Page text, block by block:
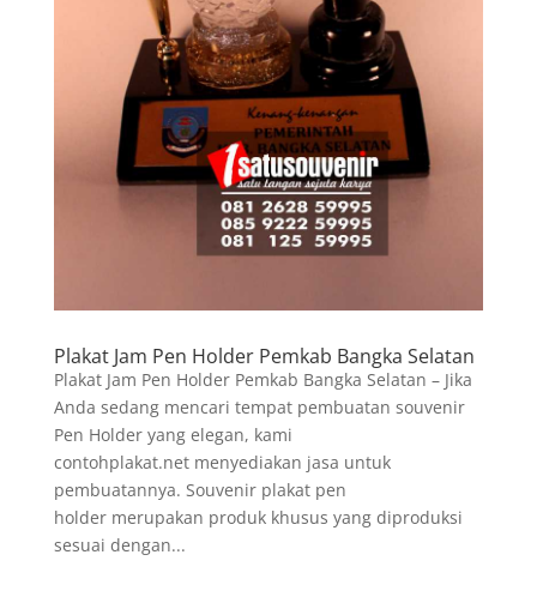
Plakat Jam Pen Holder Pemkab Bangka Selatan
Plakat Jam Pen Holder Pemkab Bangka Selatan – Jika
Anda sedang mencari tempat pembuatan souvenir
Pen Holder yang elegan, kami
contohplakat.net menyediakan jasa untuk
pembuatannya. Souvenir plakat pen
holder merupakan produk khusus yang diproduksi
sesuai dengan...